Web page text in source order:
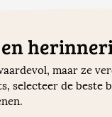
en
maar ze
selecteer de